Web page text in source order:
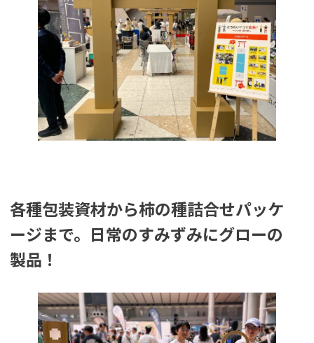
各種包装資材から柿の種詰合せパッケ
ージまで。日常のすみずみにグローの
製品！